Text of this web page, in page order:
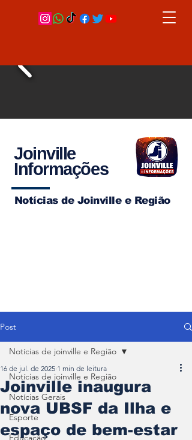
Joinville
Informações
Notícias de Joinville e Região
Post
Notícias de joinville e Região
Notícias Gerais
Esporte
Educação
Notícias de joinville e Região
Joinville inaugura
nova UBSF da Ilha e
espaço de bem-estar
16 de jul. de 2025 1 min de leitura